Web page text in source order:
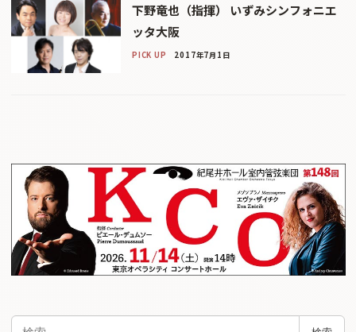
下野竜也（指揮） いずみシンフォニエ
ッタ大阪
PICK UP 2017年7月1日
検